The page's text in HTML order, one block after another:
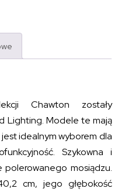
Chawton zostały
Lighting. Modele te mają
idealnym wyborem dla
Szykowna i
polerowanego mosiądzu.
cm, jego głębokość